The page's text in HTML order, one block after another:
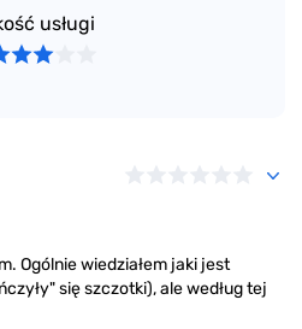
usługi
Ogólnie wiedziałem jaki jest
się szczotki), ale według tej